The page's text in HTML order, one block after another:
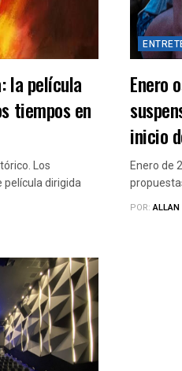
la película
tiempos en
Los
película dirigida
Enero
inicio
Enero de
POR: